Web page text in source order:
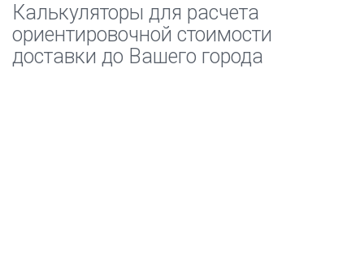
Калькуляторы для расчета
ориентировочной стоимости
доставки до Вашего города